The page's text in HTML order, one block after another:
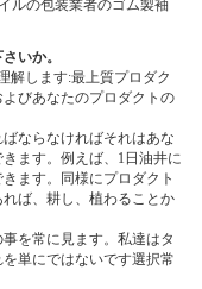
いか。
解します:最上質プロダク
びあなたのプロダクトの
ならなければそれはあな
ます。例えば、1日油井に
ます。同様にプロダクト
ば、耕し、植わることか
を常に見ます。私達はタ
単にではないです選択常